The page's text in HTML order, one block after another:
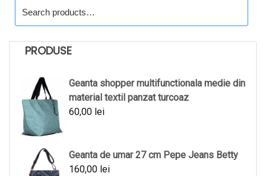
for:
PRODUSE
Geanta shopper multifunctionala medie din
material textil panzat turcoaz
60,00 lei
Geanta de umar 27 cm Pepe Jeans Betty
160,00 lei